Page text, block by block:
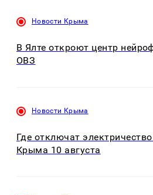
Новости Крыма
В Ялте откроют центр
ОВЗ
Новости Крыма
Где отключат
Крыма 10 августа